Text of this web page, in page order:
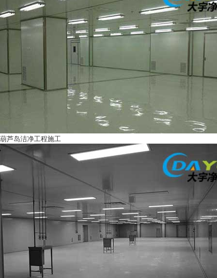
葫芦岛洁净工程施工